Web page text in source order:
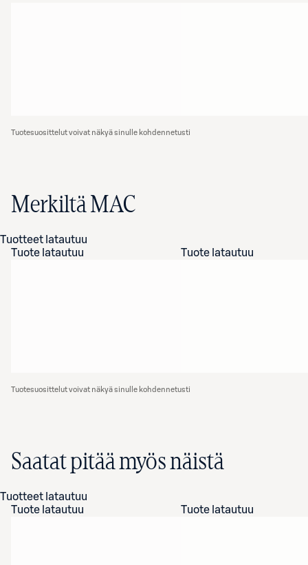
Tuotesuosittelut voivat näkyä sinulle kohdennetusti
Merkiltä MAC
Tuotteet latautuu
Tuote latautuu
Tuote latautuu
Tuotesuosittelut voivat näkyä sinulle kohdennetusti
Saatat pitää myös näistä
Tuotteet latautuu
Tuote latautuu
Tuote latautuu